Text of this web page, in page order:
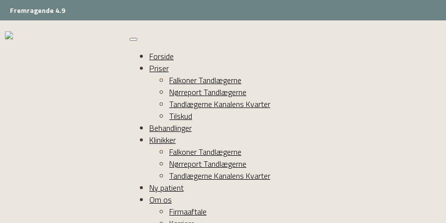
Fremragende 4.9
Forside
Priser
Falkoner Tandlægerne
Nørreport Tandlægerne
Tandlægerne Kanalens Kvarter
Tilskud
Behandlinger
Klinikker
Falkoner Tandlægerne
Nørreport Tandlægerne
Tandlægerne Kanalens Kvarter
Ny patient
Om os
Firmaaftale